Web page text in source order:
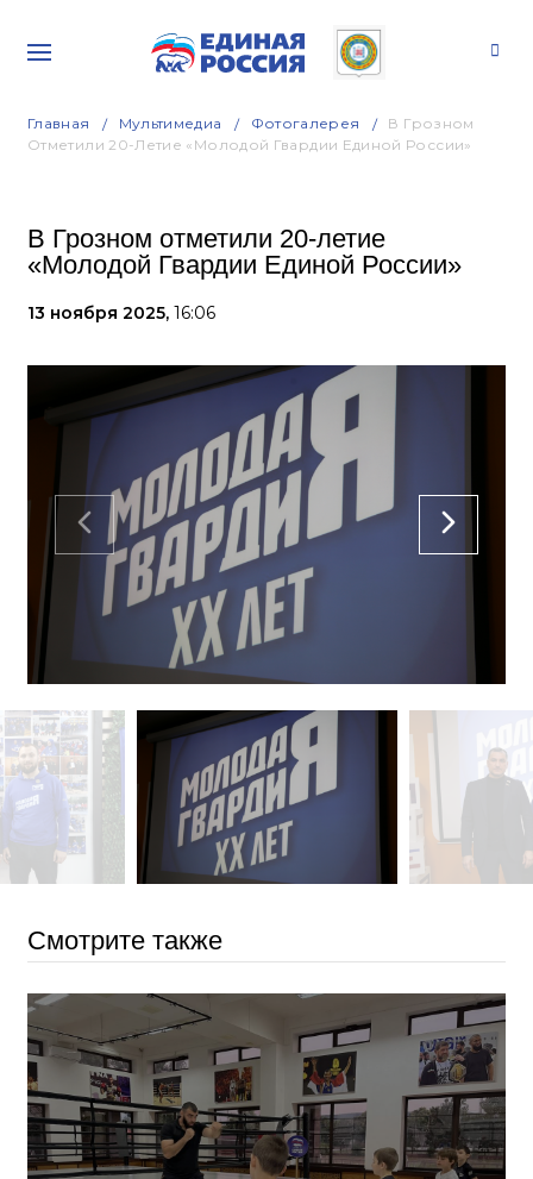
Главная Мультимедиа Фотогалерея
В Грозном
Отметили 20-Летие «Молодой Гвардии Единой России»
В Грозном отметили 20-летие
«Молодой Гвардии Единой России»
13 ноября 2025, 16:06
Смотрите также